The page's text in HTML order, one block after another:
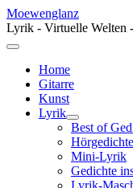
Moewenglanz
Lyrik - Virtuelle Welten
Home
Gitarre
Kunst
Lyrik
Best of
Hörgedichte
Mini-Lyrik
Gedichte
Lyrik-